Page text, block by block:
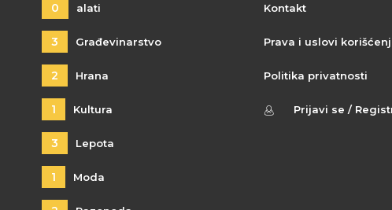
0 alati
3 Građevinarstvo
2 Hrana
1 Kultura
3 Lepota
1 Moda
Kontakt
Prava i uslovi
Politika privatnosti
Prijavi se /